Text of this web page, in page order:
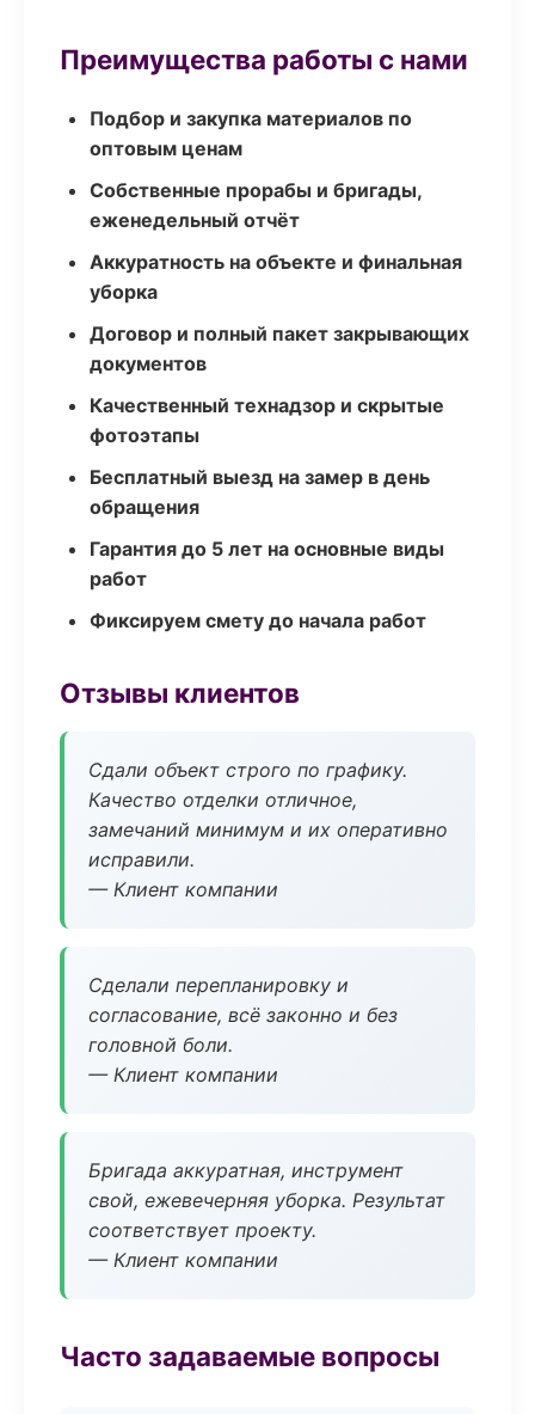
Преимущества работы с нами
Подбор и закупка материалов по
оптовым ценам
Собственные прорабы и бригады,
еженедельный отчёт
Аккуратность на объекте и финальная
уборка
Договор и полный пакет закрывающих
документов
Качественный технадзор и скрытые
фотоэтапы
Бесплатный выезд на замер в день
обращения
Гарантия до 5 лет на основные виды
работ
Фиксируем смету до начала работ
Отзывы клиентов
Сдали объект строго по графику.
Качество отделки отличное,
замечаний минимум и их оперативно
исправили.
— Клиент компании
Сделали перепланировку и
согласование, всё законно и без
головной боли.
— Клиент компании
Бригада аккуратная, инструмент
свой, ежевечерняя уборка. Результат
соответствует проекту.
— Клиент компании
Часто задаваемые вопросы